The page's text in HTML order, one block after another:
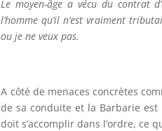
Le moyen-âge a vécu du contrat
l’homme qu’il n’est vraiment
ou je ne veux pas.
A côté de menaces concrètes
de sa conduite et la Barbarie
doit s’accomplir dans l’ordre, ce